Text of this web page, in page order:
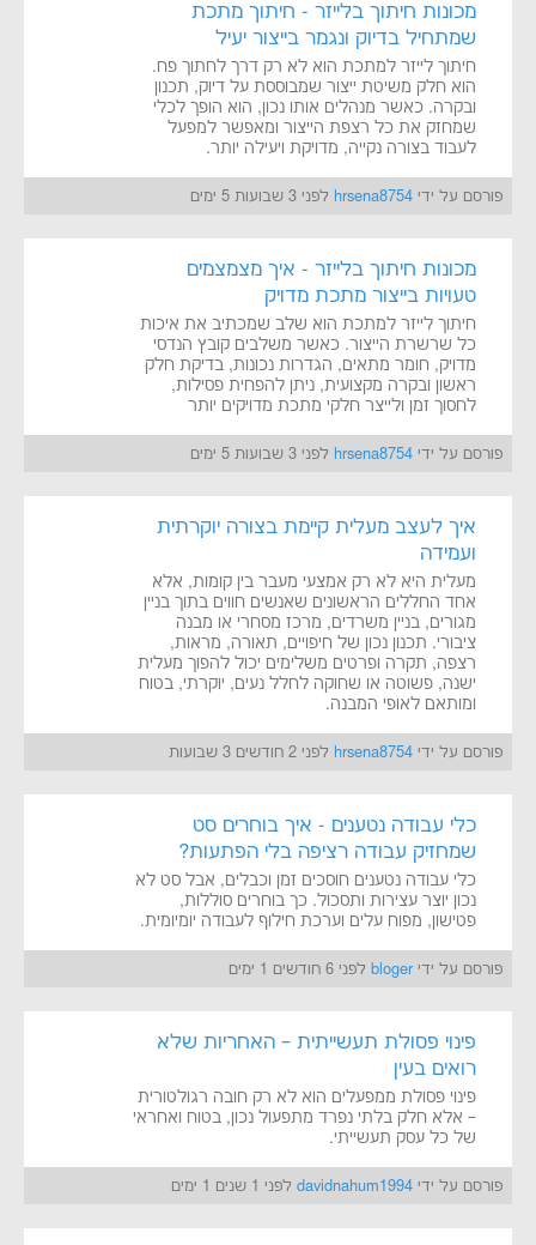
מכונות חיתוך בלייזר - חיתוך מתכת
שמתחיל בדיוק ונגמר בייצור יעיל
חיתוך לייזר למתכת הוא לא רק דרך לחתוך פח.
הוא חלק משיטת ייצור שמבוססת על דיוק, תכנון
ובקרה. כאשר מנהלים אותו נכון, הוא הופך לכלי
שמחזק את כל רצפת הייצור ומאפשר למפעל
לעבוד בצורה נקייה, מדויקת ויעילה יותר.
פורסם על ידי hrsena8754 לפני 3 שבועות 5 ימים
מכונות חיתוך בלייזר - איך מצמצמים
טעויות בייצור מתכת מדויק
חיתוך לייזר למתכת הוא שלב שמכתיב את איכות
כל שרשרת הייצור. כאשר משלבים קובץ הנדסי
מדויק, חומר מתאים, הגדרות נכונות, בדיקת חלק
ראשון ובקרה מקצועית, ניתן להפחית פסילות,
לחסוך זמן ולייצר חלקי מתכת מדויקים יותר
פורסם על ידי hrsena8754 לפני 3 שבועות 5 ימים
איך לעצב מעלית קיימת בצורה יוקרתית
ועמידה
מעלית היא לא רק אמצעי מעבר בין קומות, אלא
אחד החללים הראשונים שאנשים חווים בתוך בניין
מגורים, בניין משרדים, מרכז מסחרי או מבנה
ציבורי. תכנון נכון של חיפויים, תאורה, מראות,
רצפה, תקרה ופרטים משלימים יכול להפוך מעלית
ישנה, פשוטה או שחוקה לחלל נעים, יוקרתי, בטוח
ומותאם לאופי המבנה.
פורסם על ידי hrsena8754 לפני 2 חודשים 3 שבועות
כלי עבודה נטענים - איך בוחרים סט
שמחזיק עבודה רציפה בלי הפתעות?
כלי עבודה נטענים חוסכים זמן וכבלים, אבל סט לא
נכון יוצר עצירות ותסכול. כך בוחרים סוללות,
פטישון, מפוח עלים וערכת חילוף לעבודה יומיומית.
פורסם על ידי bloger לפני 6 חודשים 1 ימים
פינוי פסולת תעשייתית – האחריות שלא
רואים בעין
פינוי פסולת ממפעלים הוא לא רק חובה רגולטורית
– אלא חלק בלתי נפרד מתפעול נכון, בטוח ואחראי
של כל עסק תעשייתי.
פורסם על ידי davidnahum1994 לפני 1 שנים 1 ימים